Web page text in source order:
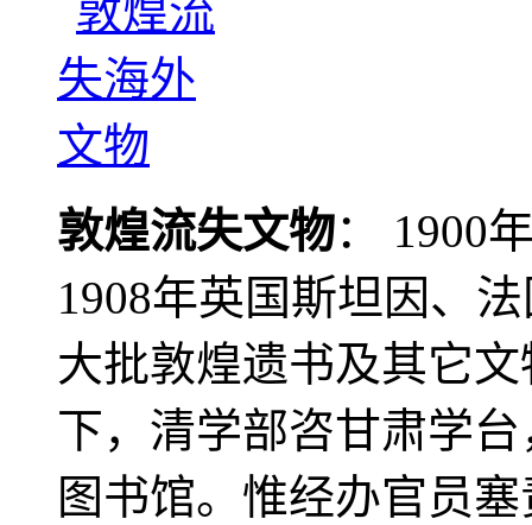
敦煌流失文物： 1900
1908年英国斯坦因、
大批敦煌遗书及其它
下，清学部咨甘肃学
图书馆。惟经办官员